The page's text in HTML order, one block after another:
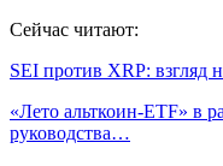
Сейчас читают:
SEI против XRP: взгляд
«Лето альткоин-ETF» в
руководства…